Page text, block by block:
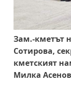
Зам.-кметът
Сотирова,
кметският
Милка